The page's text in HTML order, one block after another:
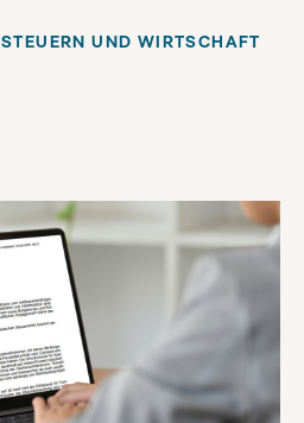
STEUERN UND WIRTSCHAFT